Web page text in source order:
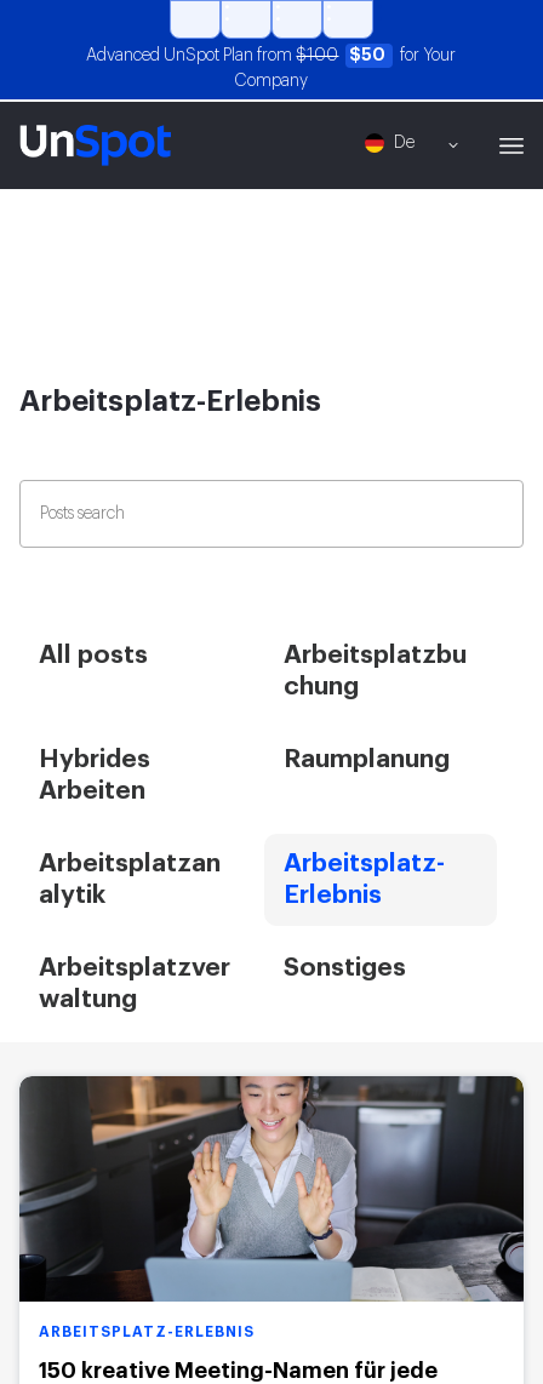
Advanced UnSpot Plan from$100 $50
for Your
Company
De
Arbeitsplatz-Erlebnis
All posts
Arbeitsplatzbu
chung
Hybrides
Arbeiten
Raumplanung
Arbeitsplatzan
alytik
Arbeitsplatz-
Erlebnis
Arbeitsplatzver
waltung
Sonstiges
ARBEITSPLATZ-ERLEBNIS
150 kreative Meeting-Namen für jede